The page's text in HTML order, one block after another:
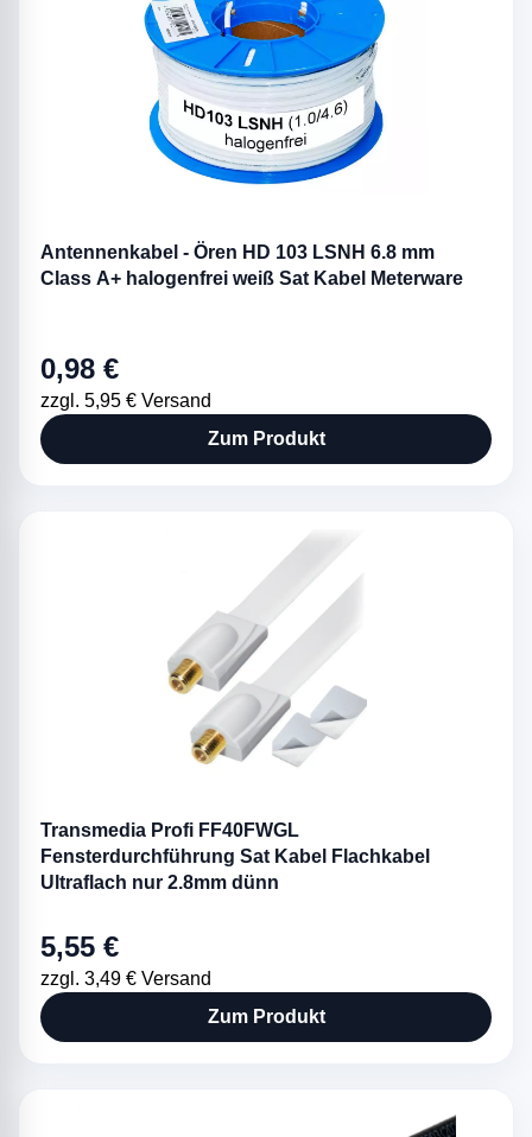
Antennenkabel - Ören HD 103 LSNH 6.8 mm
Class A+ halogenfrei weiß Sat Kabel Meterware
0,98 €
zzgl. 5,95 € Versand
Zum Produkt
Transmedia Profi FF40FWGL
Fensterdurchführung Sat Kabel Flachkabel
Ultraflach nur 2.8mm dünn
5,55 €
zzgl. 3,49 € Versand
Zum Produkt